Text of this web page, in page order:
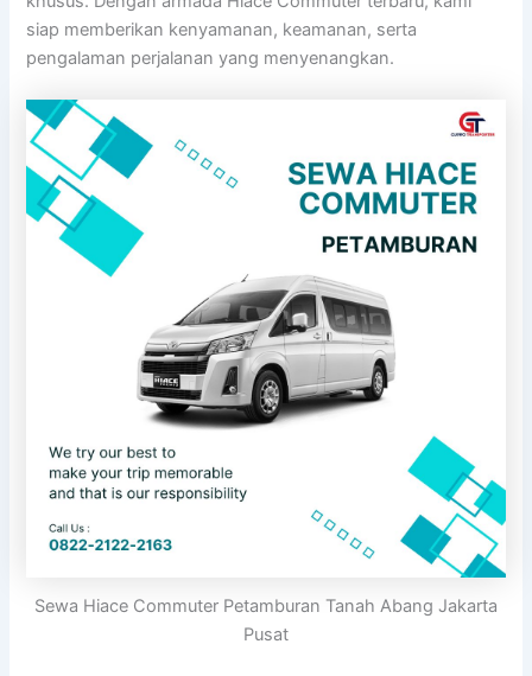
siap memberikan kenyamanan, keamanan, serta
pengalaman perjalanan yang menyenangkan.
Sewa Hiace Commuter Petamburan Tanah Abang Jakarta
Pusat